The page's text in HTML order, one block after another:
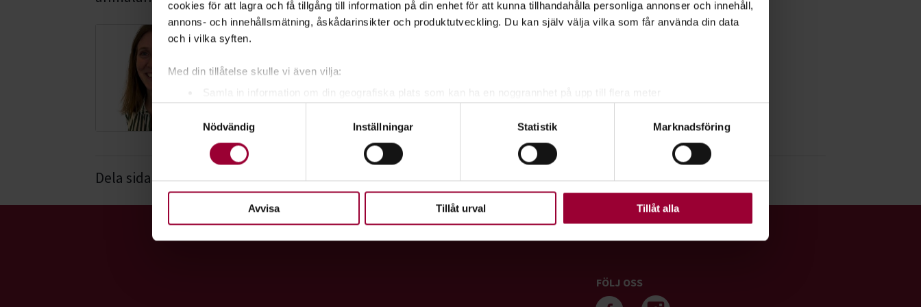
cookies för att lagra och få tillgång till information på din enhet för att kunna tillhandahålla personliga annonser och innehåll,
annons- och innehållsmätning, åskådarinsikter och produktutveckling. Du kan själv välja vilka som får använda din data
och i vilka syften.
Med din tillåtelse skulle vi även vilja:
Samla in information om din geografiska plats som kan ha en noggrannhet på upp till flera meter
Ta reda på mer om hur dina personliga uppgifter behandlas och ställ in dina preferenser i
detaljsektionen . Du kan ändra
eller dra tillbaka ditt samtycke när som helst från cookie-förklaringen.
För att du ska få en så bra upplevelse som möjligt använder vi kakor (cookies) på vår webbplats. Vissa kakor är
Nödvändig
Inställningar Statistik Marknadsföring
Avvisa Tillåt urval Tillåt alla
Ledningsstöd
+46 8-545 707 18
Dela sida: Facebook LinkedIn E-mail
FÖLJ OSS